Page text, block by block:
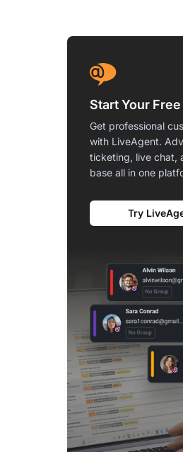
Start Your
Get professional
with LiveAgent.
ticketing, live chat,
base all in one
Try